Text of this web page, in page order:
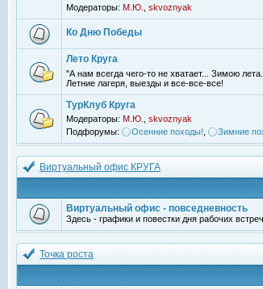
Модераторы: М.Ю. skvoznyak
Ко Дню Победы
Лето Круга
"А нам всегда чего-то не хватает... Зимою
Летние лагеря, выезды и все-все-все!
ТурКлуб Круга
Модераторы: М.Ю.
skvoznyak
Подфорумы:
Осенние походы! Зимние
Виртуальный офис КРУГА
Виртуальный офис - повседневность
Здесь - графики и повестки дня рабочих
Точка роста